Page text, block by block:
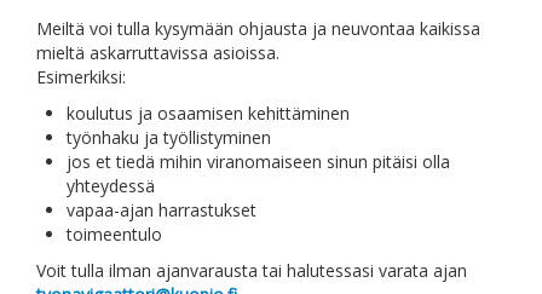
Meiltä voi tulla kysymään ohjausta ja neuvontaa kaikissa
mieltä askarruttavissa asioissa.
Esimerkiksi:
koulutus ja osaamisen kehittäminen
työnhaku ja työllistyminen
jos et tiedä mihin viranomaiseen sinun pitäisi olla
yhteydessä
vapaa-ajan harrastukset
toimeentulo
Voit tulla ilman ajanvarausta tai halutessasi varata ajan